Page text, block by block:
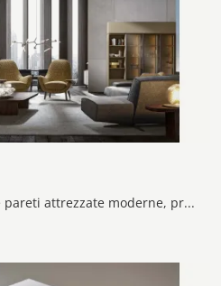
Se vuoi mobili soggiorno e pareti attrezzate moderne, prediligi il modello Modulo 06 di Veneran: clicca e ottieni informazioni!